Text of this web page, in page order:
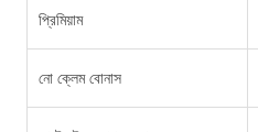
প্রিমিয়াম
নো ক্লেম বোনাস